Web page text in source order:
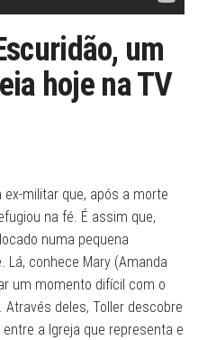
um
hoje na TV
ex-militar que, após a morte
na fé. É assim que,
numa pequena
Lá, conhece Mary (Amanda
um momento difícil com o
deles, Toller descobre
a Igreja que representa e